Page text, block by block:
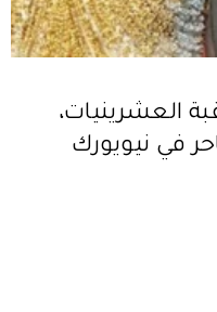
العشرينيات،
في نيويورك